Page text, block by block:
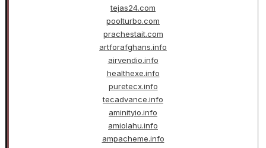
tejas24.com
poolturbo.com
prachestait.com
artforafghans.info
airvendio.info
healthexe.info
puretecx.info
tecadvance.info
aminityio.info
amiolahu.info
ampacheme.info